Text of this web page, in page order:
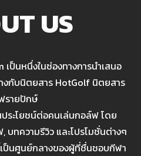
US
ป็นหนึ่งในช่องทางการนำเสนอ
งกับนิตยสาร HotGolf นิตยสาร
รายปักษ์
ระโยชน์ต่อคนเล่นกอล์ฟ โดย
บทความรีวิว และโปรโมชั่นต่างๆ
ป็นศูนย์กลางของผู้ที่ชื่นชอบกีฬา